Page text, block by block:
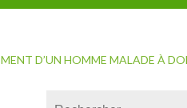
D’UN HOMME MALADE À